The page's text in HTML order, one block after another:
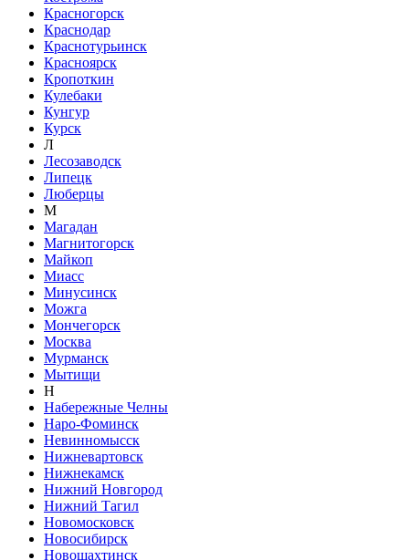
Красногорск
Краснодар
Краснотурьинск
Красноярск
Кропоткин
Кулебаки
Кунгур
Курск
Л
Лесозаводск
Липецк
Люберцы
М
Магадан
Магнитогорск
Майкоп
Миасс
Минусинск
Можга
Мончегорск
Москва
Мурманск
Мытищи
Н
Набережные Челны
Наро-Фоминск
Невинномысск
Нижневартовск
Нижнекамск
Нижний Новгород
Нижний Тагил
Новомосковск
Новосибирск
Новошахтинск